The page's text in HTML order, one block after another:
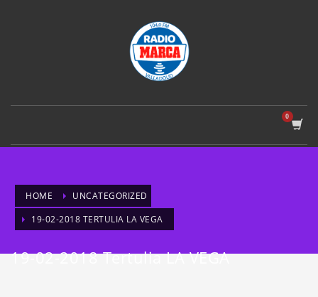
HOME
UNCATEGORIZED
19-02-2018 TERTULIA LA VEGA
19-02-2018 Tertulia LA VEGA